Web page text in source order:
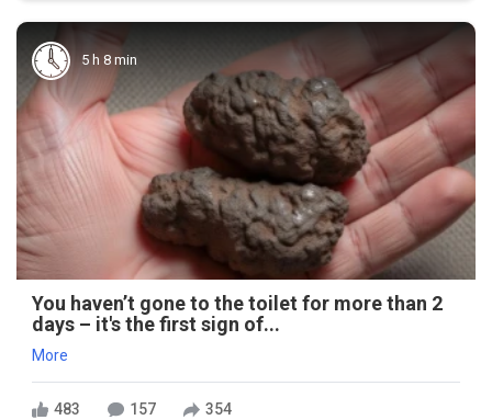
5 h 8 min
You haven’t gone to the toilet for more than 2
days – it's the first sign of...
More
483 157 354